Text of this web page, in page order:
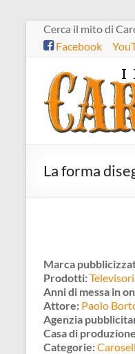
Salta
contenuto
Cerca il mito di
Facebook
Il
mito
di
La forma
Marca
Prodotti:Televisori
Anni di messa in
Attore: Paolo
Agenzia
Casa di
Categorie: